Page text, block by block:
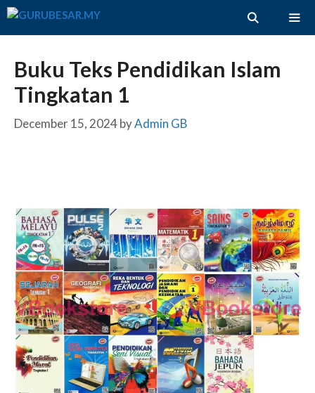
Skip
Buku Teks Pendidikan Islam
Tingkatan 1
December 15, 2024byAdmin GB